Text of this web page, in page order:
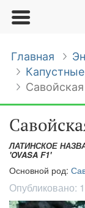
Главная
Капустные
ЛАТИНСКОЕ
'OVASA F1'
Основной род:
Опубликовано: